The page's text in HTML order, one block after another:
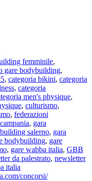
femminile,
gare bodybuilding,
, categoria bikini, categoria
, categoria
men's physique,
, culturismo,
, federazioni
, gara
salerno, gara
bodybuilding, gare
, gare wabba italia, GBB
da palestrato, newsletter
italia
concorsi/